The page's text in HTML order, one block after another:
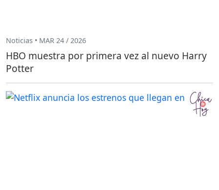
Noticias • MAR 24 / 2026
HBO muestra por primera vez al nuevo Harry
Potter